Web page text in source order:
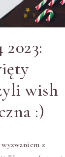
wish
:)
z